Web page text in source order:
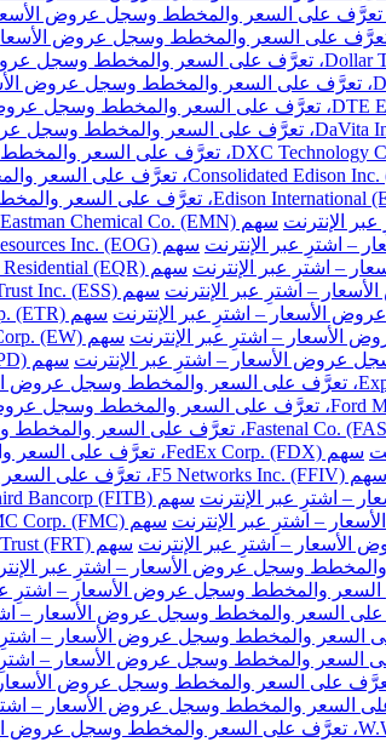
سهم FedEx Corp. (FDX)، تعرَّف على السعر والمخطط وسجل عروض الأسعار – اشترِ عبر الإنترنت
سهم F5 Networks Inc. (FFIV)، تعرَّف على السعر والمخطط وسجل عروض الأسعار – اشترِ عبر الإنترنت